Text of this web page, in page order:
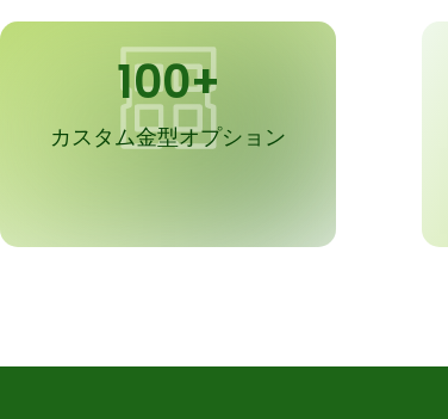
100+
カスタム金型オプション